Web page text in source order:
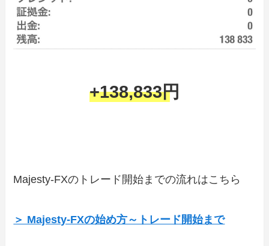
+138,833円
Majesty-FXのトレード開始までの流れはこちら
＞ Majesty-FXの始め方～トレード開始まで